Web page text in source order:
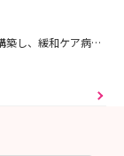
24時間365日救急医療体制を構築し、緩和ケア病棟も設ける芦屋市の中核病院である当院で、共に質の高い医療を提供しませんか ！？